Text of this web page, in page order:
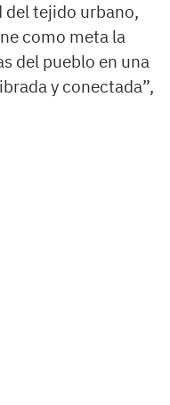
del tejido urbano,
como meta la
del pueblo en una
y conectada”,